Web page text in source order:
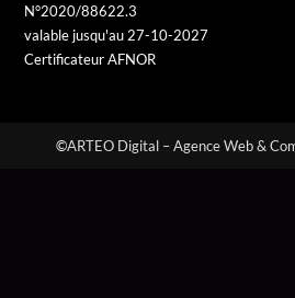
N°2020/88622.3
valable jusqu'au 27-10-2027
Certificateur AFNOR
©ARTEO Digital – Agence Web &